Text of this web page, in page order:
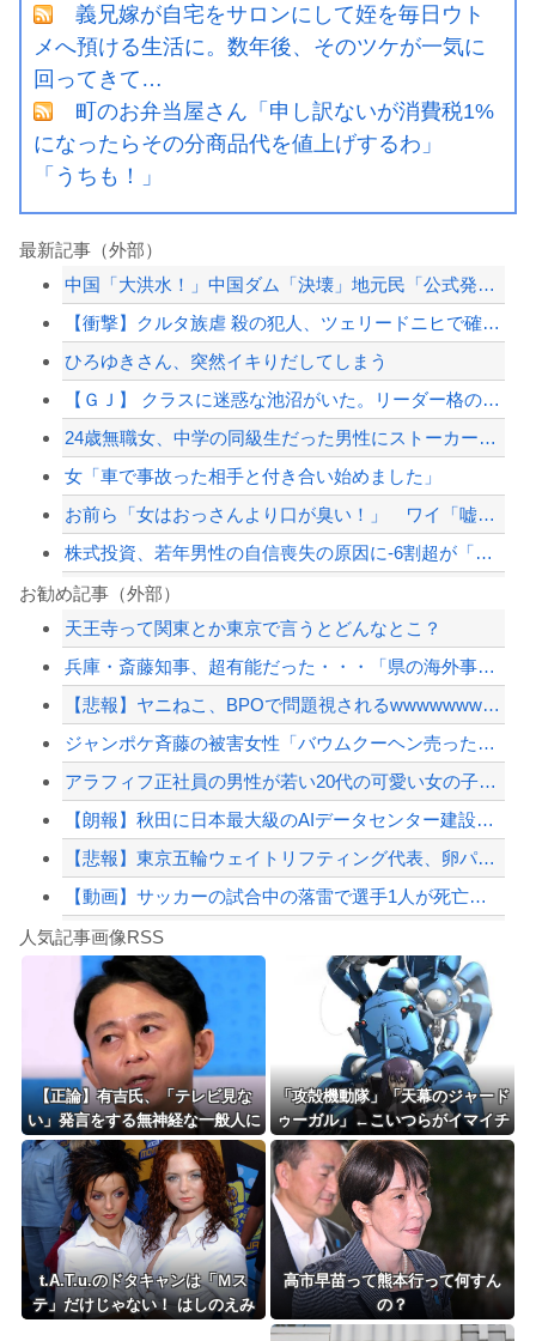
義兄嫁が自宅をサロンにして姪を毎日ウト
メへ預ける生活に。数年後、そのツケが一気に
回ってきて…
町のお弁当屋さん「申し訳ないが消費税1%
になったらその分商品代を値上げするわ」
「うちも！」
最新記事（外部）
中国「大洪水！」中国ダム「決壊」地元民「公式発表より死者多い！」中国政府「住民拘...
【衝撃】クルタ族虐 殺の犯人、ツェリードニヒで確定！クロロの演劇のせいで2人も無...
ひろゆきさん、突然イキりだしてしまう
【ＧＪ】 クラスに迷惑な池沼がいた。リーダー格のＡ「なんで支援学級に入れないんで...
24歳無職女、中学の同級生だった男性にストーカーして逮捕 全く親しくないのに20...
女「車で事故った相手と付き合い始めました」
お前ら「女はおっさんより口が臭い！」 ワイ「嘘つけバーカｗ」⇒w
株式投資、若年男性の自信喪失の原因に-6割超が「人生の敗者」自認
【速報】 中国、ガチで逝く
【悲報】東京五輪ウェイトリフティング代表、卵パックを盗んで逮捕ｗｗｗｗｗｗｗ
【配信者】「金バエ」のSNS更新が1週間途絶え、様々な憶測が飛び交う。1週間ぶり...
【緊急速報】NYで警官が黒人男性の首を絞め、暴動第二波不可避へ
Powered by livedoor 相互RSS
お勧め記事（外部）
天王寺って関東とか東京で言うとどんなとこ？
兵庫・斎藤知事、超有能だった・・・「県の海外事務所はすべて閉鎖で。直営する意味な...
【悲報】ヤニねこ、BPOで問題視されるwwwwwwwwwwwwwwwwwwwww...
ジャンポケ斉藤の被害女性「バウムクーヘン売ったりTikTokライブしててムカつい...
アラフィフ正社員の男性が若い20代の可愛い女の子以外には挨拶をしない
【朗報】秋田に日本最大級のAIデータセンター建設へ 総事業費2兆円、UAEが巨額...
【悲報】東京五輪ウェイトリフティング代表、卵パックを盗んで逮捕ｗｗｗｗｗｗｗ
【動画】サッカーの試合中の落雷で選手1人が死亡、12人が負傷した事故。
【かっけぇ…】あのまとめ管理人が“世の中お金じゃない”に共感‥‥「お金で忖度ばか...
8/4のニュース
日本旅行キャンセルすべきか…1万年ぶり史上最大級の火山の兆し＝韓国の反応
更新中止のお知らせ
海外「おめでとうタキ！」リヴァプール南野がバースデーゴール！！
Powered by livedoor 相互RSS
人気記事画像RSS
【正論】有吉氏、「テレビ見な
い」発言をする無神経な一般人に
憤慨ｗｗｗｗｗｗｗ
「攻殻機動隊」「天幕のジャード
ゥーガル」←こいつらがイマイチ
人気出ない理由w
t.A.T.u.のドタキャンは「Ｍス
テ」だけじゃない！ はしのえみ
高市早苗って熊本行って何すん
の？